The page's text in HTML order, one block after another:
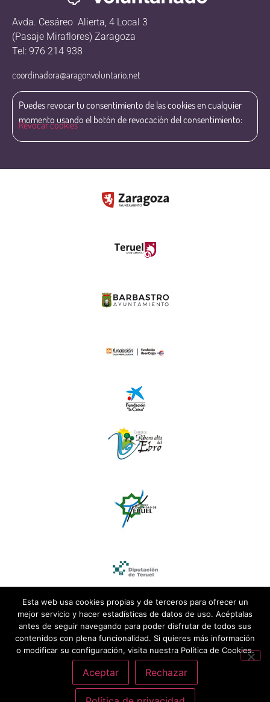
Avda. Cesáreo Alierta, 4 Local 3
(Pasaje Miraflores) Zaragoza
Tel: 976 214 938
coordinadora@aragonvoluntario.net
Puedes revocar tu consentimiento de las cookies en cualquier
momento usando el botón de revocación del consentimiento:
Revocar cookies
Esta web usa cookies propias y de terceros para ofrecer un
mejor servicio y hacer estadísticas de datos de uso. Acéptalas
antes de seguir navegando para poder disfrutar de todos sus
contenidos con plena funcionalidad. Si quieres más información
o modificar su configuración, visita nuestra Política de Cookies.
Aceptar Rechazar